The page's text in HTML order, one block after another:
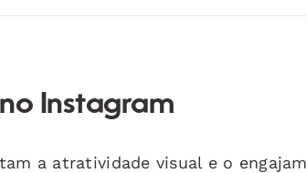
Instagram
a atratividade visual e o